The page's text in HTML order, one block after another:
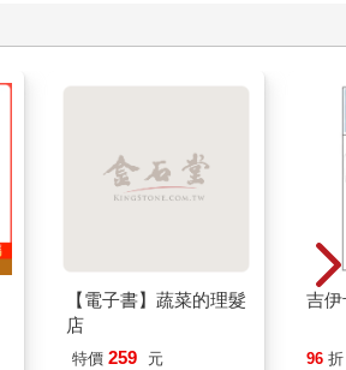
【電子書】蔬菜的理髮
店
特價 259 元
吉
96 折